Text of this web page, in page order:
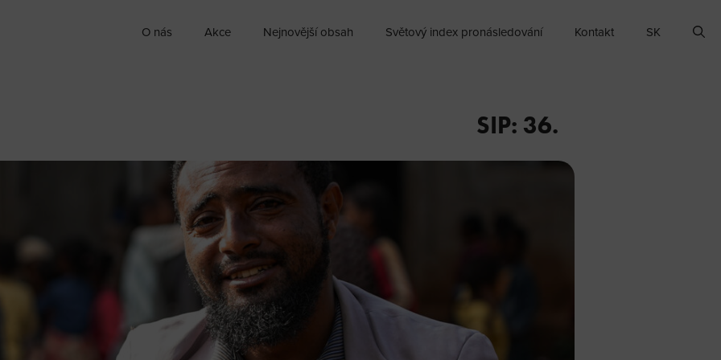
O nás Akce Nejnovější obsah Světový index pronásledování Kontakt SK
SIP: 36.